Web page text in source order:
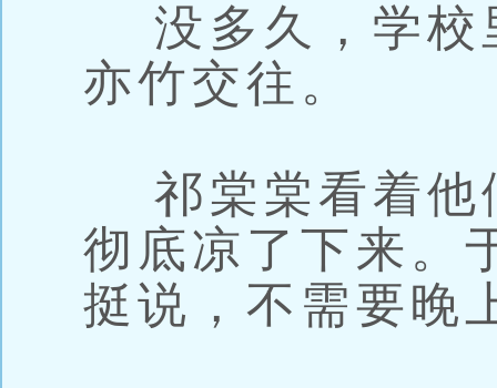
没多久，学校
亦竹交往。
祁棠棠看着他
彻底凉了下来。
挺说，不需要晚